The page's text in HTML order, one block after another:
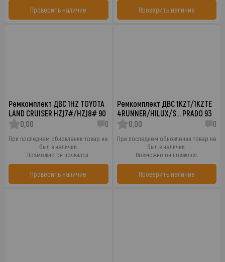
Проверить наличие Проверить наличие
Ремкомплект ДВС 1HZ TOYOTA
LAND CRUISER HZJ7#/HZJ8# 90
0,00
0
При последнем обновлении товар не
был в наличии.
Возможно он появился.
Проверить наличие
Ремкомплект ДВС 1KZT/1KZTE
4RUNNER/HILUX/S… PRADO 93
0,00
0
При последнем обновлении товар не
был в наличии.
Возможно он появился.
Проверить наличие